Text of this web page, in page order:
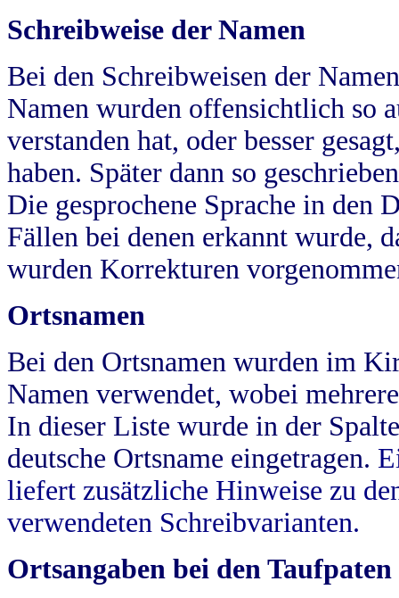
Schreibweise der Namen
Bei den Schreibweisen der
Namen wurden offensichtlich so
verstanden hat, oder besser
haben. Später dann so
Die gesprochene Sprache in
Fällen bei denen erkannt wurde,
wurden Korrekturen
Ortsnamen
Bei den Ortsnamen wurden im
Namen verwendet, wobei
In dieser Liste wurde in der
deutsche Ortsname eingetragen.
liefert zusätzliche Hinweise zu
verwendeten Schreibvarianten.
Ortsangaben bei den Taufpaten